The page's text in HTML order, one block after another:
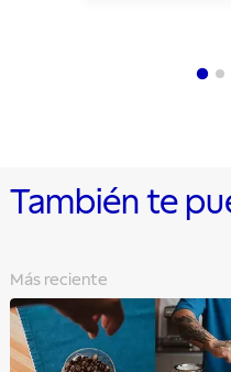
También te
Más reciente